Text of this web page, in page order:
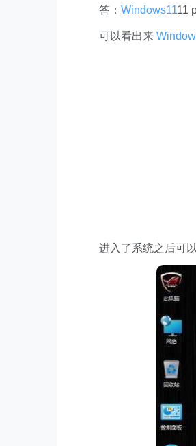
答： Windows1111
可以看出来
进入了系统之后可以